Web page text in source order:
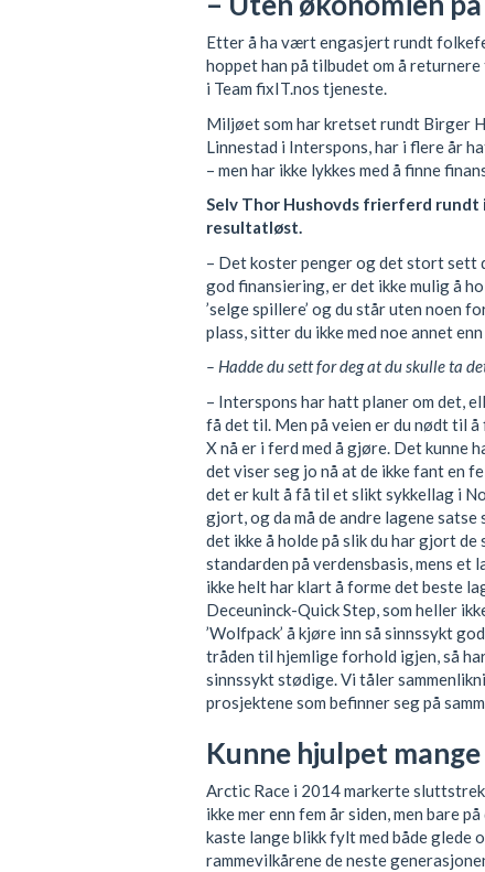
Etter å ha vært engasjert rundt
hoppet han på tilbudet om å
i Team fixIT.nos tjeneste.
Miljøet som har kretset rundt Birger
Linnestad i Interspons, har i flere år
– men har ikke lykkes med å finne
Selv Thor Hushovds frierferd
resultatløst.
– Det koster penger og det stort sett
god finansiering, er det ikke mulig å
’selge spillere’ og du står uten noen
plass, sitter du ikke med noe annet
– Hadde du sett for deg at du skulle ta
– Interspons har hatt planer om det,
få det til. Men på veien er du nødt til
X nå er i ferd med å gjøre. Det kunne
det viser seg jo nå at de ikke fant en
det er kult å få til et slikt sykkellag i
gjort, og da må de andre lagene
det ikke å holde på slik du har gjort
standarden på verdensbasis, mens et
ikke helt har klart å forme det beste
Deceuninck-Quick Step, som heller
’Wolfpack’ å kjøre inn så sinnssykt
tråden til hjemlige forhold igjen, så
sinnssykt stødige. Vi tåler
prosjektene som befinner seg på
Kunne hjulpet
Arctic Race i 2014 markerte
ikke mer enn fem år siden, men bare
kaste lange blikk fylt med både glede
rammevilkårene de neste